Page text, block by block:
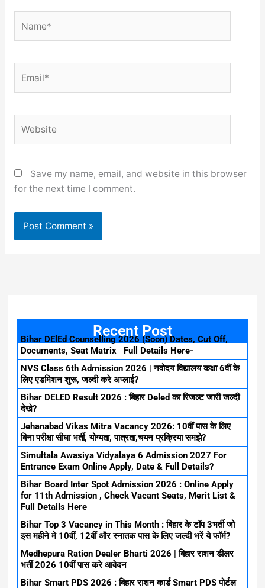
Save my name, email, and website in this browser
for the next time I comment.
Recent Post
Bihar DElEd Counselling 2026 (Soon) Dates, Cut Off,
Documents, Seat Matrix Full Details Here-
NVS Class 6th Admission 2026 | नवोदय विद्यालय कक्षा 6वीं के
लिए एडमिशन शुरू, जल्दी करे अप्लाई?
Bihar DELED Result 2026 : बिहार Deled का रिजल्ट जारी जल्दी
देखे?
Jehanabad Vikas Mitra Vacancy 2026: 10वीं पास के लिए
बिना परीक्षा सीधा भर्ती, योग्यता, पात्रता,चयन प्रक्रिया समझे?
Simultala Awasiya Vidyalaya 6 Admission 2027 For
Entrance Exam Online Apply, Date & Full Details?
Bihar Board Inter Spot Admission 2026 : Online Apply
for 11th Admission , Check Vacant Seats, Merit List &
Full Details Here
Bihar Top 3 Vacancy in This Month : बिहार के टॉप 3भर्ती जो
इस महीने मे 10वीं, 12वीं और स्नातक पास के लिए जल्दी भरें ये फॉर्म?
Medhepura Ration Dealer Bharti 2026 | बिहार राशन डीलर
भर्ती 2026 10वीं पास करे आवेदन
Bihar Smart PDS 2026 : बिहार राशन कार्ड Smart PDS पोर्टल